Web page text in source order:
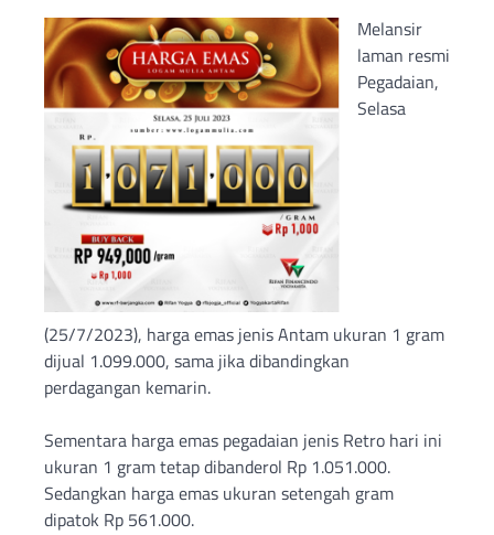
Melansir
laman resmi
Pegadaian,
Selasa
(25/7/2023), harga emas jenis Antam ukuran 1 gram
dijual 1.099.000, sama jika dibandingkan
perdagangan kemarin.
Sementara harga emas pegadaian jenis Retro hari ini
ukuran 1 gram tetap dibanderol Rp 1.051.000.
Sedangkan harga emas ukuran setengah gram
dipatok Rp 561.000.